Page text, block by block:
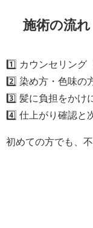
施術の流れ
1️⃣ カウンセリング
2️⃣ 染め方・色味の
3️⃣ 髪に負担をかけ
4️⃣ 仕上がり確認と
初めての方でも、